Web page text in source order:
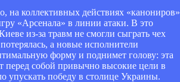
на коллективных действиях «канониров»
«Арсенала» в линии атаки. В это
из-за травм не смогли сыграть чех
а новые исполнители
форму и поднимет голову: эта
перед собой привычно высокие цели в
победу в столице Украины.